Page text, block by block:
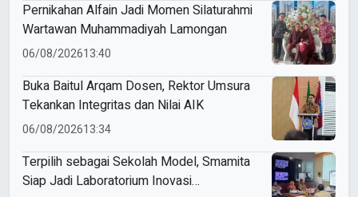
Pernikahan Alfain Jadi Momen Silaturahmi
Wartawan Muhammadiyah Lamongan
06/08/202613:40
Buka Baitul Arqam Dosen, Rektor Umsura
Tekankan Integritas dan Nilai AIK
06/08/202613:34
Terpilih sebagai Sekolah Model, Smamita
Siap Jadi Laboratorium Inovasi